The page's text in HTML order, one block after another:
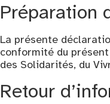
Préparation
La présente
conformité du
des Solidarités, du
Retour